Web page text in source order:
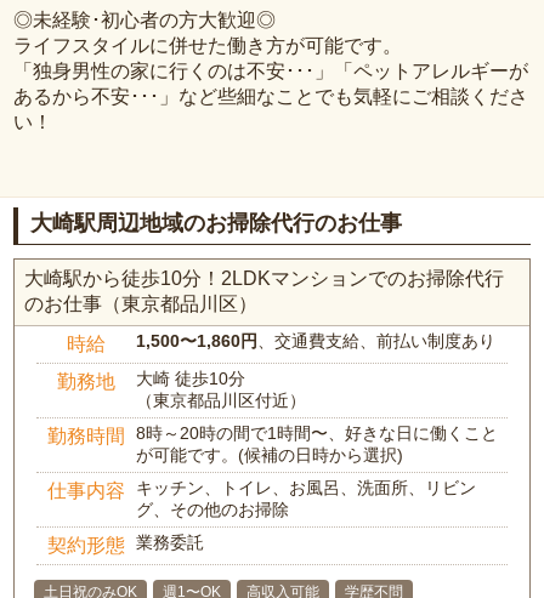
◎未経験･初心者の方大歓迎◎
ライフスタイルに併せた働き方が可能です。
「独身男性の家に行くのは不安･･･」「ペットアレルギーが
あるから不安･･･」など些細なことでも気軽にご相談くださ
い！
大崎駅周辺地域のお掃除代行のお仕事
大崎駅から徒歩10分！2LDKマンションでのお掃除代行
のお仕事（東京都品川区）
時給 1,500〜1,860円、交通費支給、前払い制度あり
勤務地
大崎 徒歩10分
（東京都品川区付近）
勤務時間
8時～20時の間で1時間〜、好きな日に働くこと
が可能です。(候補の日時から選択)
仕事内容
キッチン、トイレ、お風呂、洗面所、リビン
グ、その他のお掃除
契約形態 業務委託
土日祝のみOK 週1〜OK 高収入可能 学歴不問